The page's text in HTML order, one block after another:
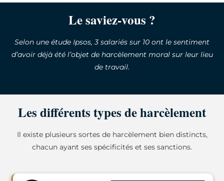
Le saviez-vous ?
Selon une étude Ipsos, 3 salariés sur 10 ont le sentiment
d’avoir déjà été l’objet de harcèlement moral sur leur lieu
de travail.
Les différents types de harcèlement
Il existe plusieurs sortes de harcèlement bien distincts,
chacun ayant ses spécificités et ses sanctions.